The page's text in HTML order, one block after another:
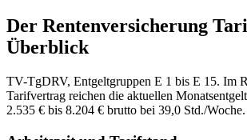
Der Rentenversicherung
Überblick
TV-TgDRV, Entgeltgruppen E 1 bis E 15. Im
Tarifvertrag reichen die aktuellen
2.535 € bis 8.204 € brutto bei 39,0 Std./Woche.